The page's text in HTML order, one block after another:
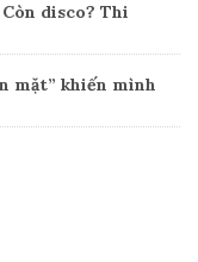
disco? Thi
mặt” khiến mình